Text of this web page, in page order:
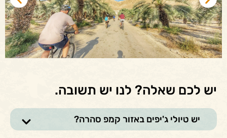
יש לכם שאלה? לנו יש תשובה.
יש טיולי ג'יפים באזור קמפ סהרה?